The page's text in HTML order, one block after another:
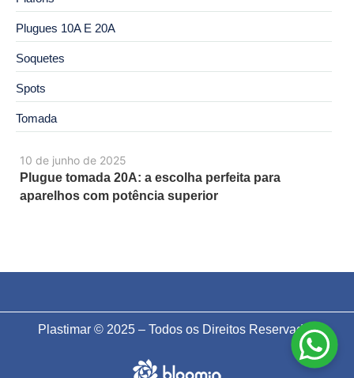
10 de junho de 2025
Plugue tomada 20A: a escolha perfeita para
aparelhos com potência superior
Plugues 10A E 20A
Soquetes
Spots
Tomada
Plastimar © 2025 – Todos os Direitos Reservados